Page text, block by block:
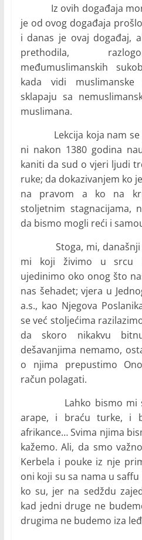
Iz ovih događaja
je od ovog događaja
i danas je ovaj događaj,
prethodila,
međumuslimanskih
kada vidi
sklapaju sa
muslimana.
Lekcija koja nam se
ni nakon 1380 godina
kaniti da sud o vjeri ljudi
ruke; da dokazivanjem ko
na pravom a ko na
stoljetnim stagnacijama,
da bismo mogli reći i
Stoga, mi, današnji
mi koji živimo u srcu
ujedinimo oko onog što
nas šehadet; vjera u
a.s., kao Njegova
se već stoljećima
da skoro nikakvu
dešavanjima nemamo,
o njima prepustimo
račun polagati.
Lahko bismo mi
arape, i braću turke, i
afrikance… Svima njima
kažemo. Ali, da smo
Kerbela i pouke iz nje
oni koji su sa nama u
ko su, jer na sedždu
kad jedni druge ne
drugima ne budemo iza